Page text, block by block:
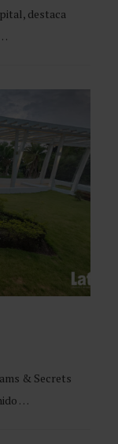
destaca
& Secrets
…